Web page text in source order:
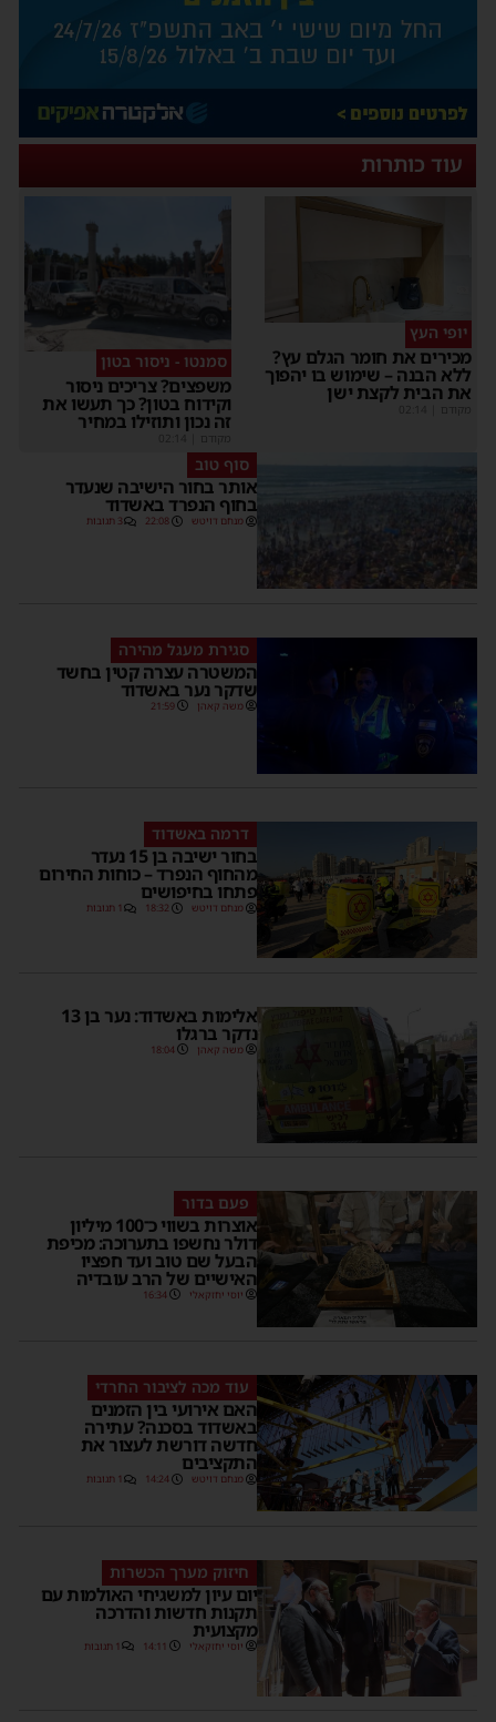
עוד כותרות
יופי העץ
מכירים את חומר הגלם עץ?
ללא הבנה – שימוש בו יהפוך
את הבית לקצת ישן
מקודם
סמנטו - ניסור בטון
משפצים? צריכים ניסור
וקידוח בטון? כך תעשו את
זה נכון ותוזילו במחיר
מקודם
סוף טוב
אותר בחור הישיבה שנעדר
בחוף הנפרד באשדוד
מנחם דויטש 22:08 3 תגובות
סגירת מעגל מהירה
המשטרה עצרה קטין בחשד
שדקר נער באשדוד
משה קאהן 21:59
דרמה באשדוד
בחור ישיבה בן 15 נעדר
מהחוף הנפרד – כוחות החירום
פתחו בחיפושים
מנחם דויטש 18:32 1 תגובות
אלימות באשדוד: נער בן 13
נדקר ברגלו
משה קאהן 18:04
פעם בדור
אוצרות בשווי כ־100 מיליון
דולר נחשפו בתערוכה: מכיפת
הבעל שם טוב ועד חפציו
האישיים של הרב עובדיה
יוסי יחזקאלי 16:34
עוד מכה לציבור החרדי
האם אירועי בין הזמנים
באשדוד בסכנה? עתירה
חדשה דורשת לעצור את
התקציבים
מנחם דויטש 14:24 1 תגובות
חיזוק מערך הכשרות
יום עיון למשגיחי האולמות עם
תקנות חדשות והדרכה
מקצועית
יוסי יחזקאלי 14:11 1 תגובות